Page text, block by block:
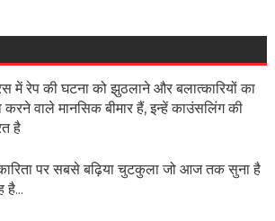
में रेप की घटना को झुठलाने और बलात्कारियों का
करने वाले मानसिक बीमार हैं, इन्हें काउंसलिंग की
है
पर सबसे बढ़िया चुटकुला जो आज तक सुना है
है...